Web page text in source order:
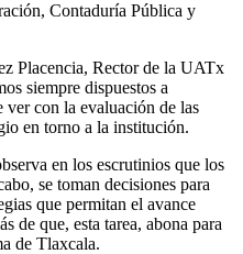
Contaduría Pública y
Placencia, Rector de la UATx
siempre dispuestos a
con la evaluación de las
en torno a la institución.
en los escrutinios que los
se toman decisiones para
que permitan el avance
de que, esta tarea, abona para
de Tlaxcala.